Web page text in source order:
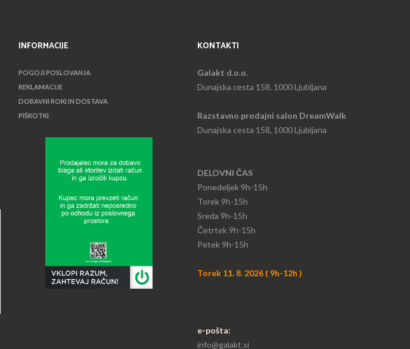
INFORMACIJE
POGOJI POSLOVANJA
REKLAMACIJE
DOBAVNI ROKI IN DOSTAVA
PIŠKOTKI
KONTAKTI
Galakt d.o.o.
Dunajska cesta 158, 1000 Ljubljana
Razstavno prodajni salon DreamWalk
Dunajska cesta 158, 1000 Ljubljana
DELOVNI ČAS
Ponedeljek 9h-15h​
Torek 9h-15h​
Sreda 9h-15h
​Četrtek 9h-15h
Petek 9h-15h
Torek 11. 8. 2026 ( 9h-12h )
e-pošta:
info@galakt.si